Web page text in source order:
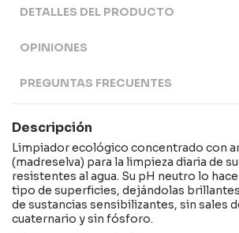
DETALLES DEL PRODUCTO
OPINIONES
PREGUNTAS FRECUENTES
Descripción
Limpiador ecológico concentrado con
(madreselva) para la limpieza diaria de
resistentes al agua. Su pH neutro lo
tipo de superficies, dejándolas
de sustancias sensibilizantes, sin sales
cuaternario y sin fósforo.